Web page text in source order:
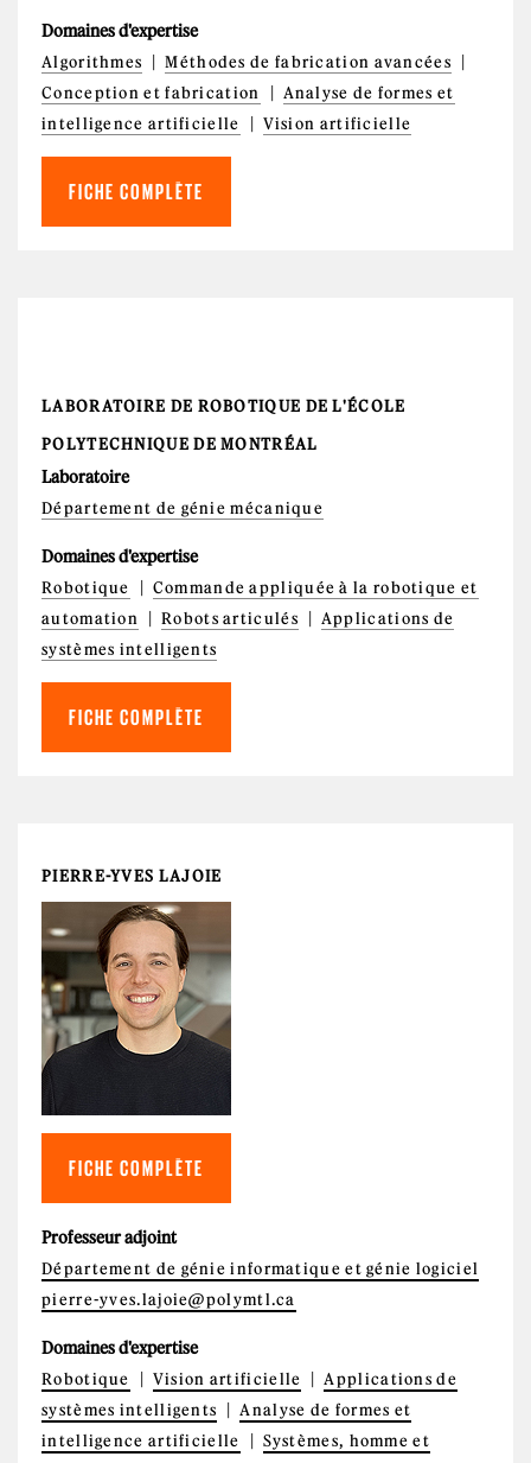
Domaines d'expertise
Algorithmes
Méthodes de fabrication avancées
Conception et fabrication
Analyse de formes et
intelligence artificielle
Vision artificielle
FICHE COMPLÈTE
LABORATOIRE DE ROBOTIQUE DE L'ÉCOLE
POLYTECHNIQUE DE MONTRÉAL
Laboratoire
Département de génie mécanique
Domaines d'expertise
Robotique
Commande appliquée à la robotique et
automation
Robots articulés
Applications de
systèmes intelligents
FICHE COMPLÈTE
PIERRE-YVES LAJOIE
FICHE COMPLÈTE
Professeur adjoint
Département de génie informatique et génie logiciel
pierre-yves.lajoie@polymtl.ca
Domaines d'expertise
Robotique Vision artificielle
Applications de
systèmes intelligents
Analyse de formes et
intelligence artificielle
Systèmes, homme et